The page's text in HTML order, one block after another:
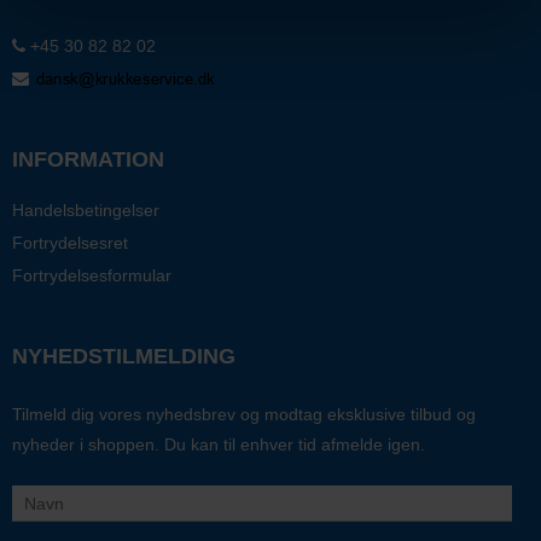
+45 30 82 82 02
INFORMATION
Handelsbetingelser
Fortrydelsesret
Fortrydelsesformular
NYHEDSTILMELDING
Tilmeld dig vores nyhedsbrev og modtag eksklusive tilbud og
nyheder i shoppen. Du kan til enhver tid afmelde igen.